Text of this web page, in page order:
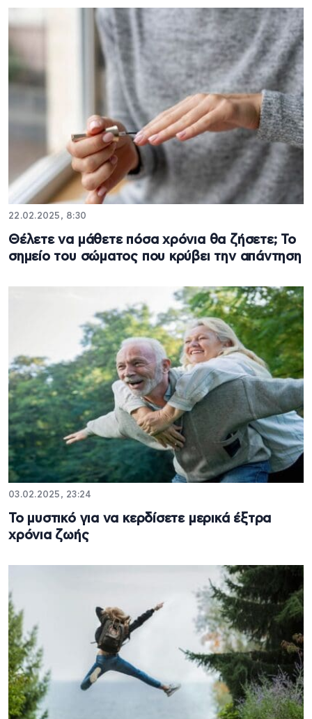
22.02.2025, 8:30
Θέλετε να μάθετε πόσα χρόνια θα ζήσετε; Το
σημείο του σώματος που κρύβει την απάντηση
03.02.2025, 23:24
Το μυστικό για να κερδίσετε μερικά έξτρα
χρόνια ζωής